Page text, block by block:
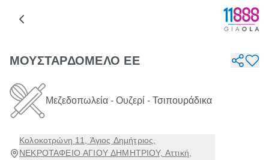
ΜΟΥΣΤΑΡΔΟΜΕΛΟ ΕΕ
Μεζεδοπωλεία - Ουζερί - Τσιπουράδικα
Κολοκοτρώνη 11, Άγιος Δημήτριος,
ΝΕΚΡΟΤΑΦΕΙΟ ΑΓΙΟΥ ΔΗΜΗΤΡΙΟΥ, Αττική,